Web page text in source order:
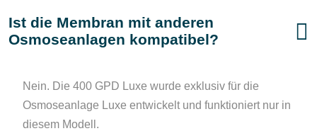
Ist die Membran mit anderen
Osmoseanlagen kompatibel?
Nein. Die 400 GPD Luxe wurde exklusiv für die
Osmoseanlage Luxe entwickelt und funktioniert nur in
diesem Modell.